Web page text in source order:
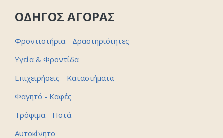
ΟΔΗΓΟΣ ΑΓΟΡΑΣ
Φροντιστήρια - Δραστηριότητες
Υγεία & Φροντίδα
Επιχειρήσεις - Καταστήματα
Φαγητό - Καφές
Τρόφιμα - Ποτά
Αυτοκίνητο